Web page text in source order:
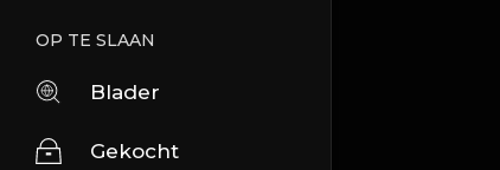
OP TE SLAAN
Blader
Gekocht